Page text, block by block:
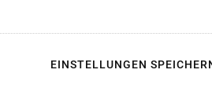
EINSTELLUNGEN